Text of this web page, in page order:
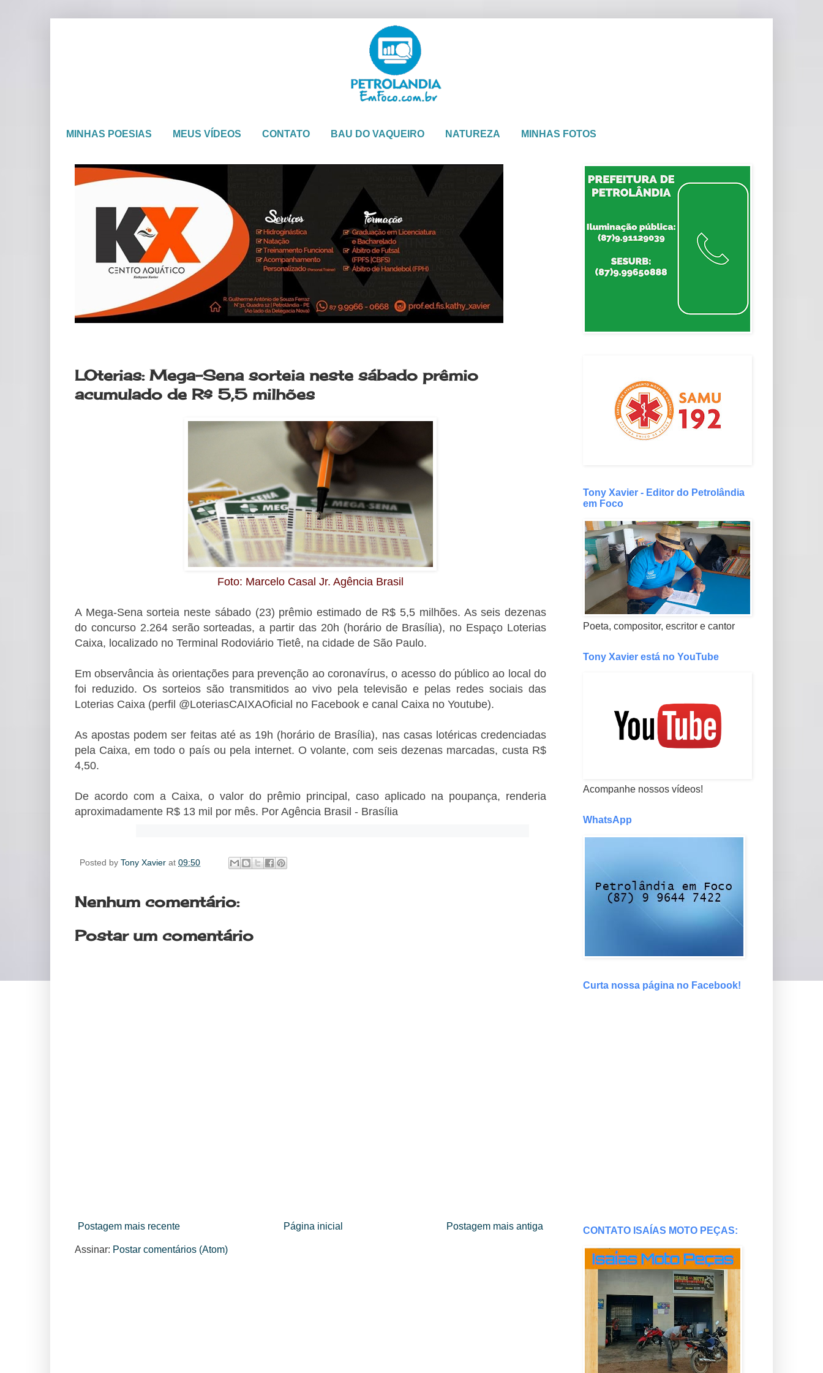
MINHAS POESIAS MEUS VÍDEOS CONTATO BAU DO VAQUEIRO NATUREZA MINHAS FOTOS
LOterias: Mega-Sena sorteia neste sábado prêmio
acumulado de R$ 5,5 milhões
Foto: Marcelo Casal Jr. Agência Brasil
A Mega-Sena sorteia neste sábado (23) prêmio estimado de R$ 5,5 milhões. As seis dezenas
do concurso 2.264 serão sorteadas, a partir das 20h (horário de Brasília), no Espaço Loterias
Caixa, localizado no Terminal Rodoviário Tietê, na cidade de São Paulo.
Em observância às orientações para prevenção ao coronavírus, o acesso do público ao local do
foi reduzido. Os sorteios são transmitidos ao vivo pela televisão e pelas redes sociais das
Loterias Caixa (perfil @LoteriasCAIXAOficial no Facebook e canal Caixa no Youtube).
As apostas podem ser feitas até as 19h (horário de Brasília), nas casas lotéricas credenciadas
pela Caixa, em todo o país ou pela internet. O volante, com seis dezenas marcadas, custa R$
4,50.
De acordo com a Caixa, o valor do prêmio principal, caso aplicado na poupança, renderia
aproximadamente R$ 13 mil por mês. Por Agência Brasil - Brasília
Posted by Tony Xavier at 09:50
Nenhum comentário:
Postar um comentário
Postagem mais recente Postagem mais antiga
Página inicial
Assinar: Postar comentários (Atom)
Tony Xavier - Editor do Petrolândia
em Foco
Poeta, compositor, escritor e cantor
Tony Xavier está no YouTube
Acompanhe nossos vídeos!
WhatsApp
Curta nossa página no Facebook!
CONTATO ISAÍAS MOTO PEÇAS: